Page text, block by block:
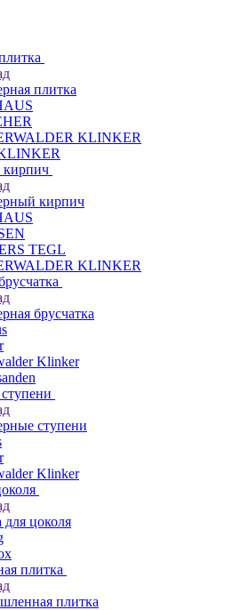
плитка
KLINKER
кирпич
TEGL
KLINKER
брусчатка
Klinker
ступени
Klinker
цоколя
плитка
плитка